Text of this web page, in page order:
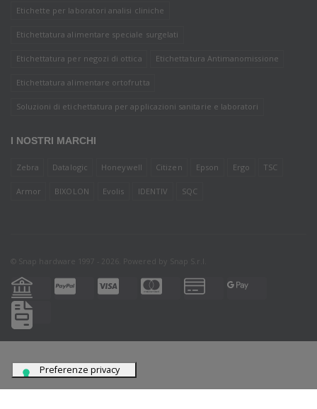
Etichette per laboratori analisi cliniche
Etichettatura alimentare speciale surgelati
Etichettatura per negozi di ottica Etichettatura Antimanomissione
Etichettatura alimentare ortofrutta
Soluzioni di etichettatura per applicazioni sanitarie e laboratori
I NOSTRI MARCHI
Zebra Datalogic Honeywell Citizen Epson Ergo TSC
Armor BIXOLON Evolis IDENTIV SQC
© Snap hardware 1997 - 2026. Powered by Snap S.r.l.